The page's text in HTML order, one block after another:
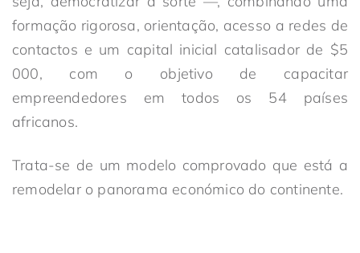
formação rigorosa, orientação, acesso a redes de
contactos e um capital inicial catalisador de $5
000, com o objetivo de capacitar
empreendedores em todos os 54 países
africanos.
Trata-se de um modelo comprovado que está a
remodelar o panorama económico do continente.